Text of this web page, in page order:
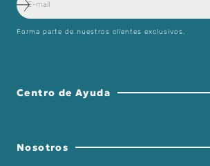
Forma parte de nuestros clientes exclusivos.
Centro de Ayuda
Nosotros